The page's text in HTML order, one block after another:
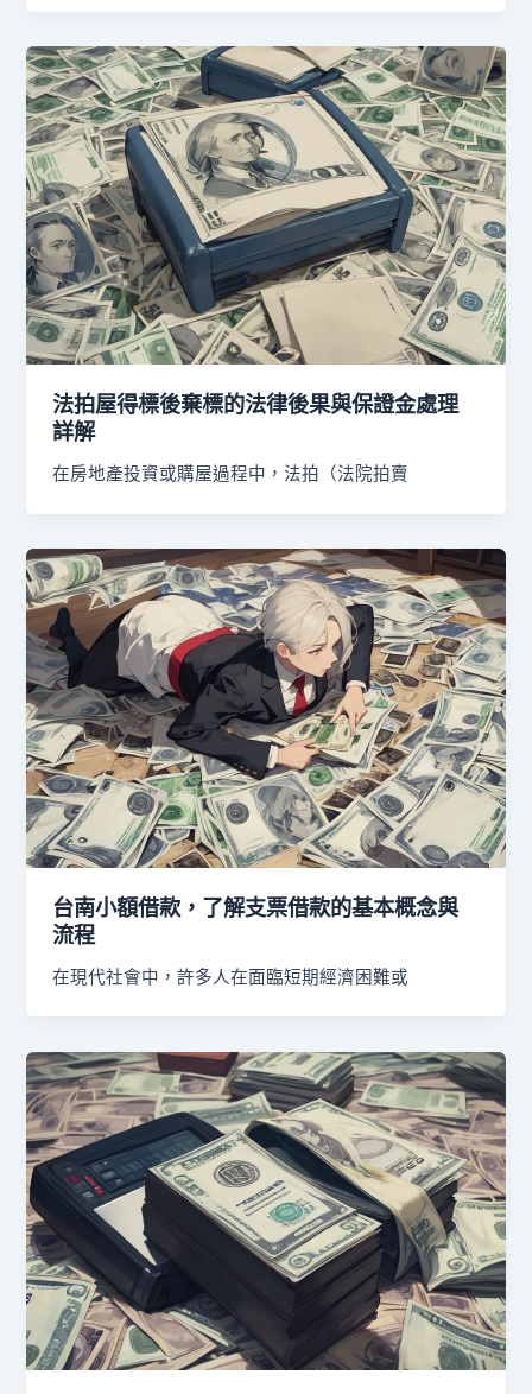
法拍屋得標後棄標的法律後果與保證金處理
詳解
在房地產投資或購屋過程中，法拍（法院拍賣
台南小額借款，了解支票借款的基本概念與
流程
在現代社會中，許多人在面臨短期經濟困難或